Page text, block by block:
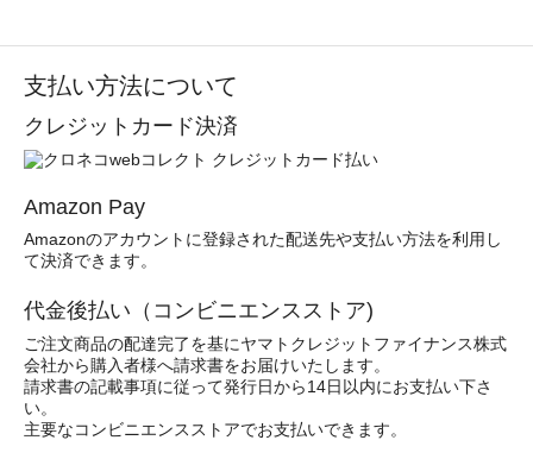
支払い方法について
クレジットカード決済
Amazon Pay
Amazonのアカウントに登録された配送先や支払い方法を利用し
て決済できます。
代金後払い（コンビニエンスストア)
ご注文商品の配達完了を基にヤマトクレジットファイナンス株式
会社から購入者様へ請求書をお届けいたします。
請求書の記載事項に従って発行日から14日以内にお支払い下さ
い。
主要なコンビニエンスストアでお支払いできます。